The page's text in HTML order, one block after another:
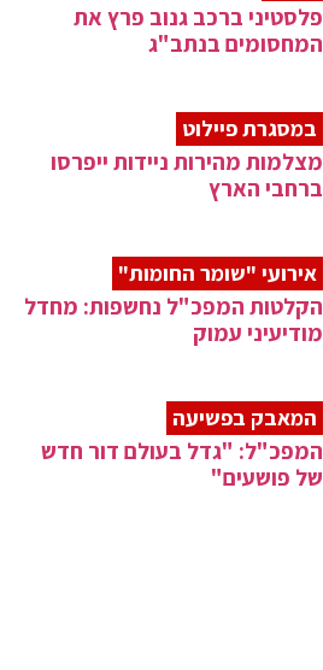
פלסטיני ברכב גנוב פרץ את
המחסומים בנתב"ג
במסגרת פיילוט
מצלמות מהירות ניידות ייפרסו
ברחבי הארץ
אירועי "שומר החומות"
הקלטות המפכ"ל נחשפות: מחדל
מודיעיני עמוק
המאבק בפשיעה
המפכ"ל: "גדל בעולם דור חדש
של פושעים"